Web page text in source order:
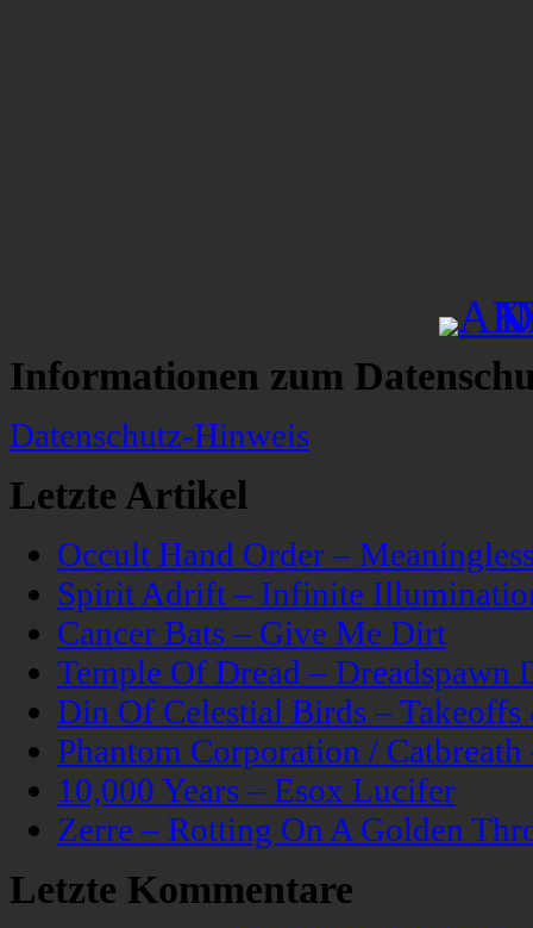
Informationen zum
Datenschutz-Hinweis
Letzte Artikel
Occult Hand Order –
Spirit Adrift – Infinite
Cancer Bats – Give Me Dirt
Temple Of Dread – Dreadspawn
Din Of Celestial Birds –
Phantom Corporation /
10,000 Years – Esox Lucifer
Zerre – Rotting On A Golden
Letzte Kommentare